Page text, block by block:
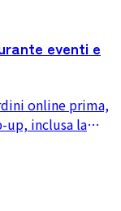
eventi e
online prima,
up, inclusa la